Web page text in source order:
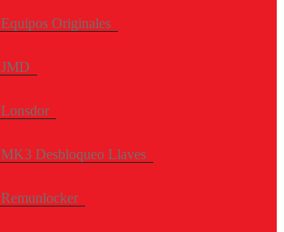
Equipos Originales
JMD
Lonsdor
MK3 Desbloqueo Llaves
Remunlocker